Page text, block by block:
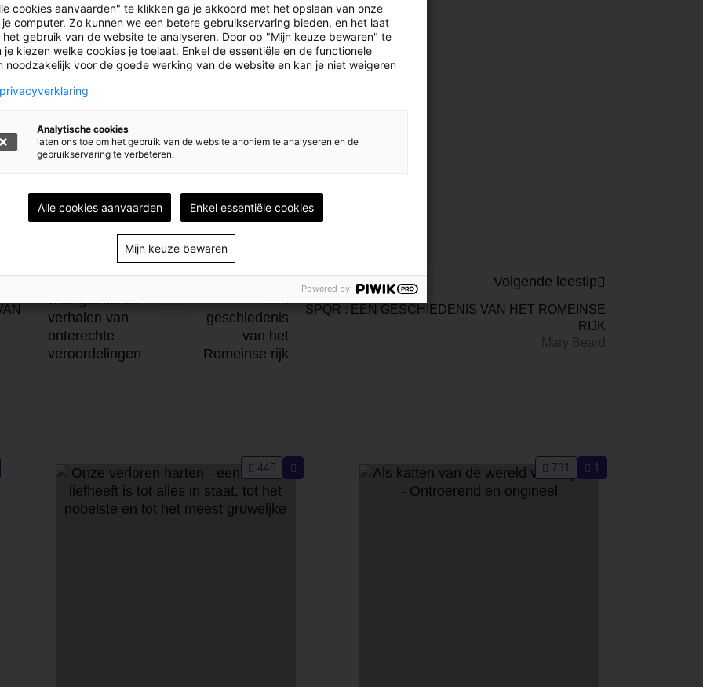
when you turn the last page and feel a little as if
Volgende leestip
SPQR : EEN GESCHIEDENIS VAN HET ROMEINSE
RIJK
Mary Beard
445 731 1
cookies aanvaarden" te klikken ga je akkoord met het opslaan van onze
computer. Zo kunnen we een betere gebruikservaring bieden, en het laat
het gebruik van de website te analyseren. Door op "Mijn keuze bewaren" te
je kiezen welke cookies je toelaat. Enkel de essentiële en de functionele
noodzakelijk voor de goede werking van de website en kan je niet weigeren
Analytische cookies
laten ons toe om het gebruik van de website anoniem te analyseren en de
gebruikservaring te verbeteren.
Alle cookies aanvaarden Enkel essentiële cookies
Mijn keuze bewaren
Powered by